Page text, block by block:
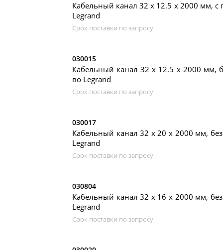
Кабельный канал 32 х 12.5 x 2000 мм, с
Legrand
Срок поставки по запросу
030015
Кабельный канал 32 х 12.5 x 2000 мм,
во Legrand
Срок поставки по запросу
030017
Кабельный канал 32 х 20 x 2000 мм,
Legrand
Срок поставки по запросу
030804
Кабельный канал 32 х 16 x 2000 мм,
Legrand
Срок поставки по запросу